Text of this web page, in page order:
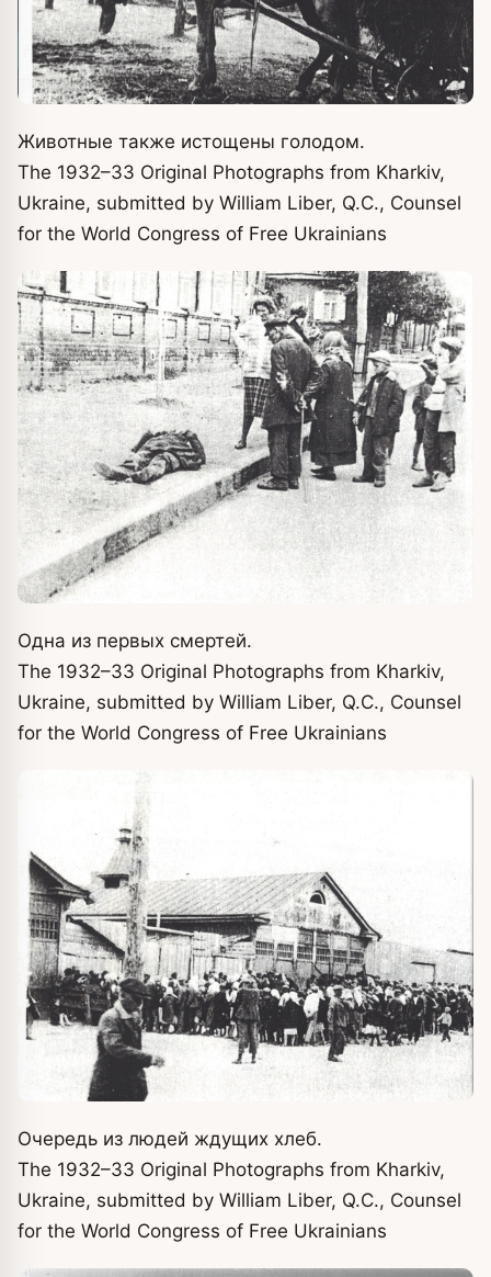
Животные также истощены голодом.
The 1932–33 Original Photographs from Kharkiv,
Ukraine, submitted by William Liber, Q.C., Counsel
for the World Congress of Free Ukrainians
Одна из первых смертей.
The 1932–33 Original Photographs from Kharkiv,
Ukraine, submitted by William Liber, Q.C., Counsel
for the World Congress of Free Ukrainians
Очередь из людей ждущих хлеб.
The 1932–33 Original Photographs from Kharkiv,
Ukraine, submitted by William Liber, Q.C., Counsel
for the World Congress of Free Ukrainians